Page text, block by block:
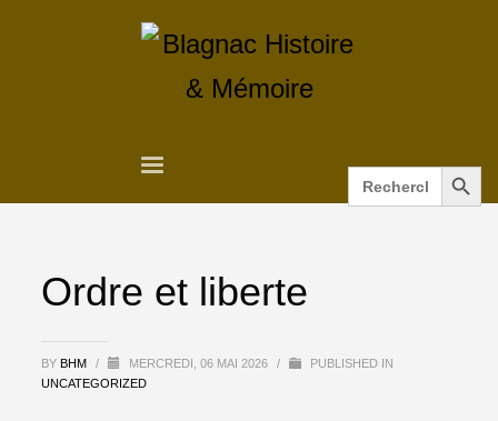
Search
for:
Search Button
Ordre et liberte
BY BHM / MERCREDI, 06 MAI 2026 /
PUBLISHED IN
UNCATEGORIZED